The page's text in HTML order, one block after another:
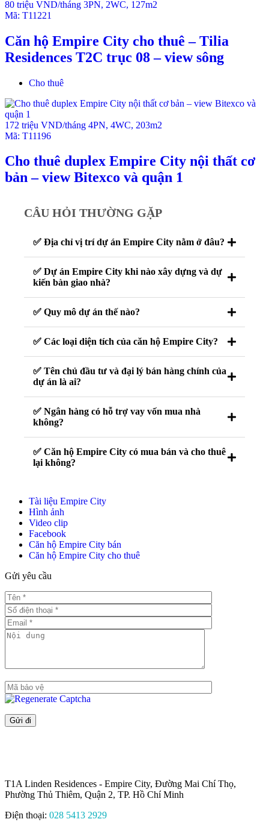
80 triệu VND/tháng 3PN, 2WC, 127m2
Mã: T11221
Căn hộ Empire City cho thuê – Tilia
Residences T2C trục 08 – view sông
Cho thuê
172 triệu VND/tháng 4PN, 4WC, 203m2
Mã: T11196
Cho thuê duplex Empire City nội thất cơ
bản – view Bitexco và quận 1
CÂU HỎI THƯỜNG GẶP
✅ Địa chỉ vị trí dự án Empire City nằm ở đâu?
✅ Dự án Empire City khi nào xây dựng và dự
kiến bàn giao nhà?
✅ Quy mô dự án thế nào?
✅ Các loại diện tích của căn hộ Empire City?
✅ Tên chủ đầu tư và đại lý bán hàng chính của
dự án là ai?
✅ Ngân hàng có hỗ trợ vay vốn mua nhà
không?
✅ Căn hộ Empire City có mua bán và cho thuê
lại không?
Tài liệu Empire City
Hình ảnh
Video clip
Facebook
Căn hộ Empire City bán
Căn hộ Empire City cho thuê
Gửi yêu cầu
T1A Linden Residences - Empire City, Đường Mai Chí Thọ,
Phường Thủ Thiêm, Quận 2, TP. Hồ Chí Minh
Điện thoại: 028 5413 2929